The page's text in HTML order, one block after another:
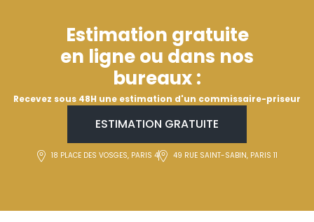
Estimation gratuite
en ligne ou dans nos
bureaux :
Recevez sous 48H une estimation d'un commissaire-priseur
ESTIMATION GRATUITE
18 PLACE DES VOSGES, PARIS 4 49 RUE SAINT-SABIN, PARIS 11